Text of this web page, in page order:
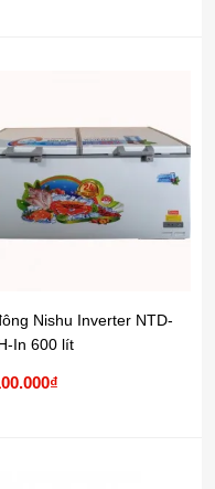
Nishu Inverter NTD-
In 600 lít